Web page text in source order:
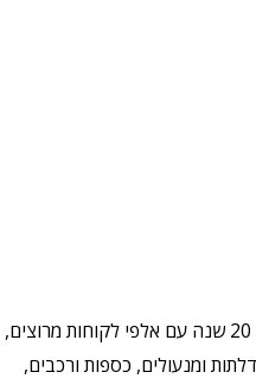
מנעולן יצאת צדיק בעל ניסיון של מעל 20 שנה עם אלפי לקוחות מרוצים,
דלתות ומנעולים, כספות ורכבים,